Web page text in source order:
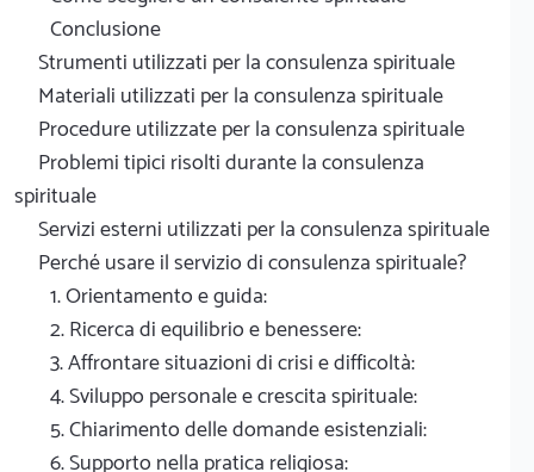
Conclusione
Strumenti utilizzati per la consulenza spirituale
Materiali utilizzati per la consulenza spirituale
Procedure utilizzate per la consulenza spirituale
Problemi tipici risolti durante la consulenza
spirituale
Servizi esterni utilizzati per la consulenza spirituale
Perché usare il servizio di consulenza spirituale?
1. Orientamento e guida:
2. Ricerca di equilibrio e benessere:
3. Affrontare situazioni di crisi e difficoltà:
4. Sviluppo personale e crescita spirituale:
5. Chiarimento delle domande esistenziali:
6. Supporto nella pratica religiosa: